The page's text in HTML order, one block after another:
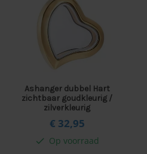
Ashanger dubbel Hart
zichtbaar goudkleurig /
zilverkleurig
€ 32,95
check Op voorraad